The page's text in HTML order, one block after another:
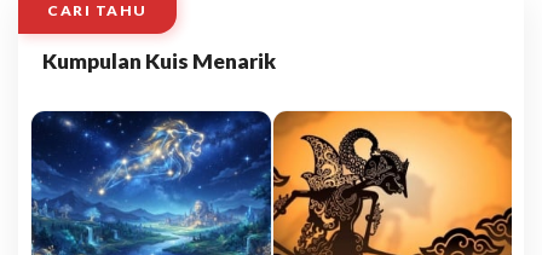
CARI TAHU
Kumpulan Kuis Menarik